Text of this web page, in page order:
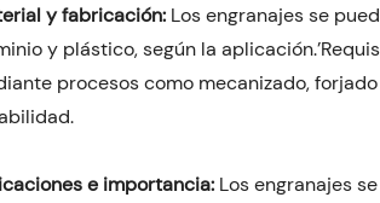
y fabricación: Los engranajes se
y plástico, según la
procesos como mecanizado,
e importancia: Los engranajes